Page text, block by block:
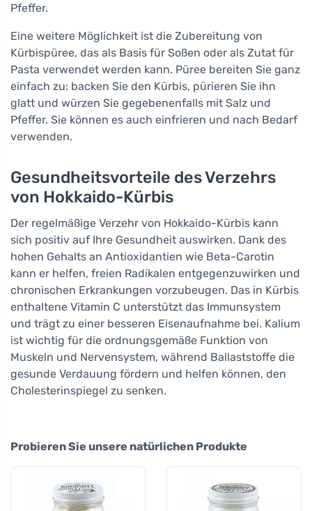
Pfeffer.
Eine weitere Möglichkeit ist die Zubereitung von
Kürbispüree, das als Basis für Soßen oder als Zutat für
Pasta verwendet werden kann. Püree bereiten Sie ganz
einfach zu: backen Sie den Kürbis, pürieren Sie ihn
glatt und würzen Sie gegebenenfalls mit Salz und
Pfeffer. Sie können es auch einfrieren und nach Bedarf
verwenden.
Gesundheitsvorteile des Verzehrs
von Hokkaido-Kürbis
Der regelmäßige Verzehr von Hokkaido-Kürbis kann
sich positiv auf Ihre Gesundheit auswirken. Dank des
hohen Gehalts an Antioxidantien wie Beta-Carotin
kann er helfen, freien Radikalen entgegenzuwirken und
chronischen Erkrankungen vorzubeugen. Das in Kürbis
enthaltene Vitamin C unterstützt das Immunsystem
und trägt zu einer besseren Eisenaufnahme bei. Kalium
ist wichtig für die ordnungsgemäße Funktion von
Muskeln und Nervensystem, während Ballaststoffe die
gesunde Verdauung fördern und helfen können, den
Cholesterinspiegel zu senken.
Probieren Sie unsere natürlichen Produkte